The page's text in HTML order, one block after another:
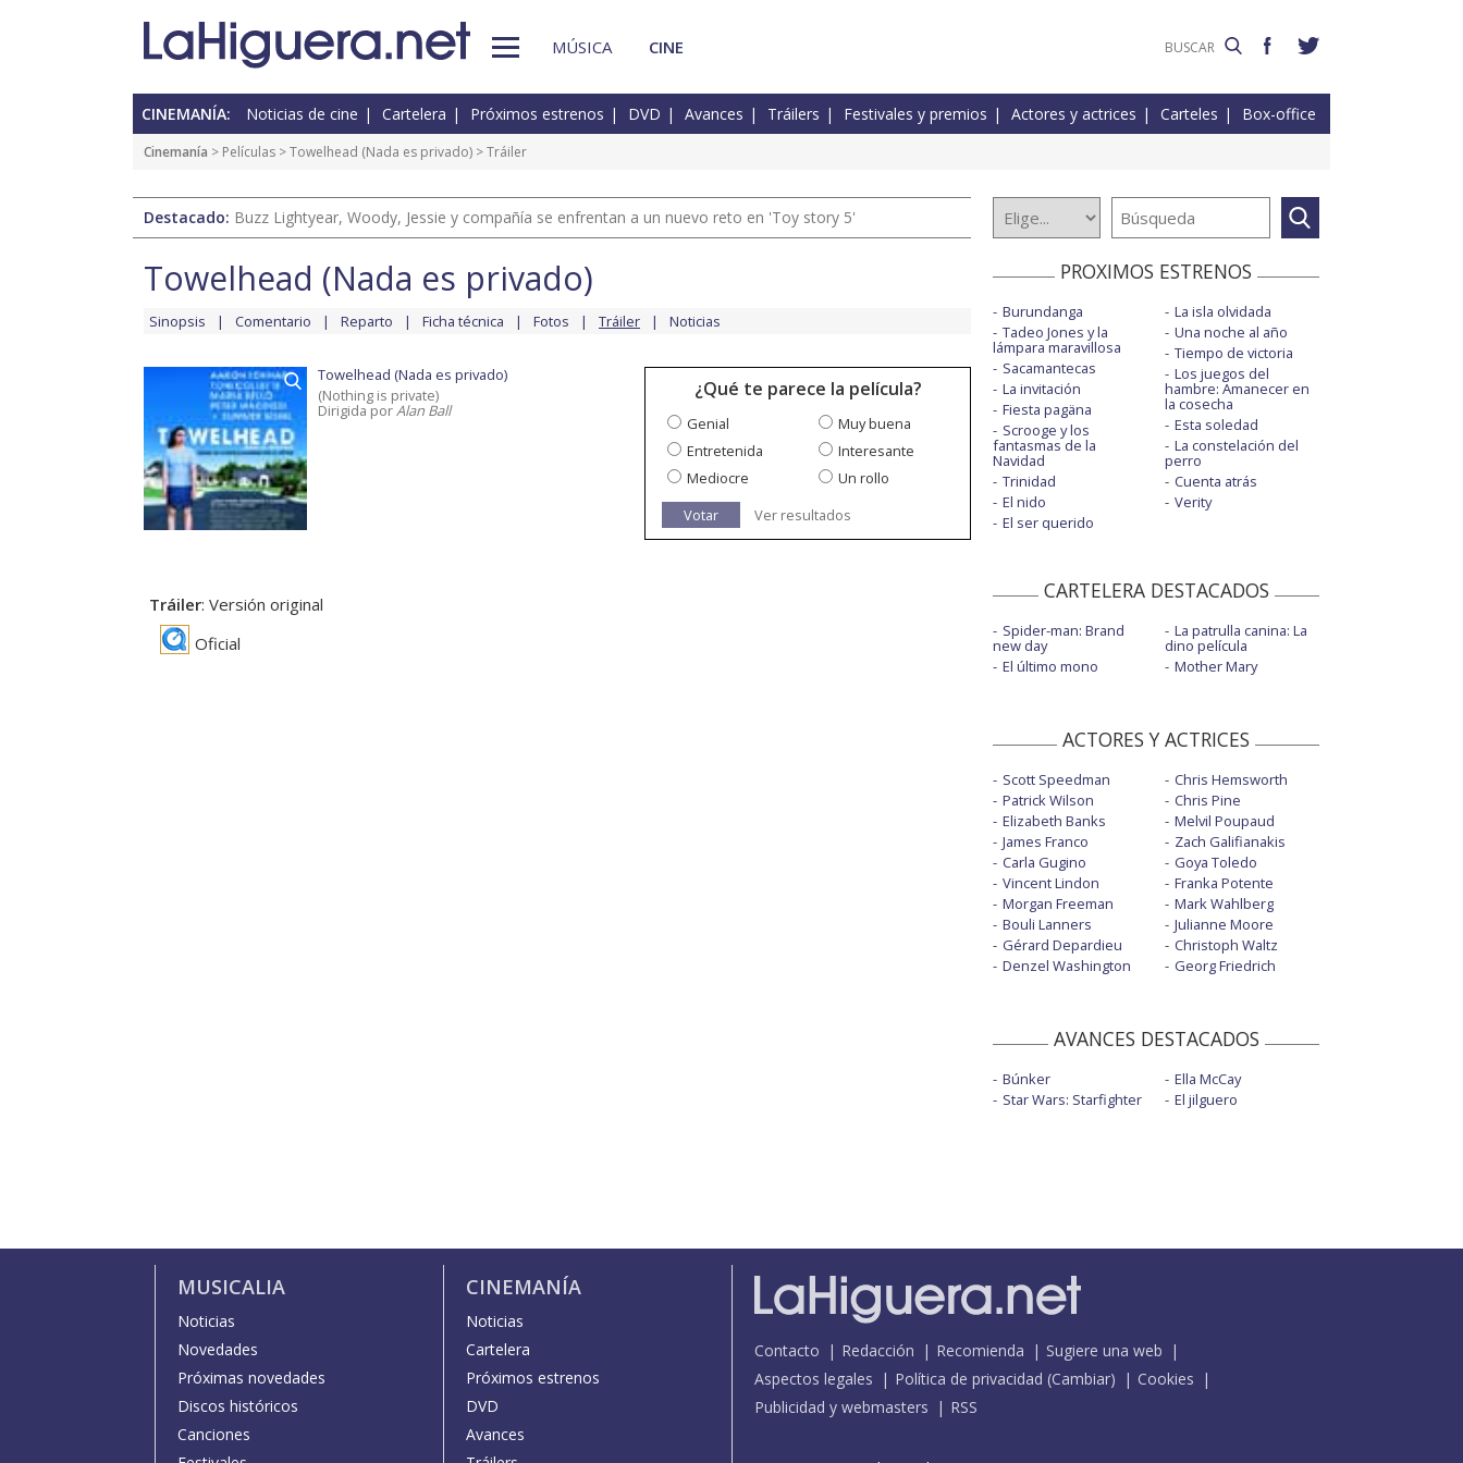
MÚSICA CINE
CINEMANÍA: Noticias de cine Cartelera Próximos estrenos DVD Avances Tráilers Festivales y premios Actores y actrices Carteles Box-office
Cinemanía > Películas >Towelhead (Nada es privado) > Tráiler
Destacado: Buzz Lightyear, Woody, Jessie y compañía se enfrentan a un nuevo reto en 'Toy story 5'
Towelhead (Nada es privado)
Sinopsis Comentario Reparto Ficha técnica Fotos Tráiler Noticias
Towelhead (Nada es privado)
(Nothing is private)
Dirigida porAlan Ball
¿Qué te parece la película?
Genial
Muy buena
Entretenida
Interesante
Mediocre
Un rollo
Votar
Ver resultados
Tráiler: Versión original
Oficial
PROXIMOS ESTRENOS
Burundanga
Tadeo Jones y la
lámpara maravillosa
Sacamantecas
La invitación
Fiesta pagäna
Scrooge y los
fantasmas de la
Navidad
Trinidad
El nido
El ser querido
La isla olvidada
Una noche al año
Tiempo de victoria
Los juegos del
hambre: Amanecer en
la cosecha
Esta soledad
La constelación del
perro
Cuenta atrás
Verity
CARTELERA DESTACADOS
Spider-man: Brand
new day
El último mono
La patrulla canina: La
dino película
Mother Mary
ACTORES Y ACTRICES
Scott Speedman
Patrick Wilson
Elizabeth Banks
James Franco
Carla Gugino
Vincent Lindon
Morgan Freeman
Bouli Lanners
Gérard Depardieu
Denzel Washington
Chris Hemsworth
Chris Pine
Melvil Poupaud
Zach Galifianakis
Goya Toledo
Franka Potente
Mark Wahlberg
Julianne Moore
Christoph Waltz
Georg Friedrich
AVANCES DESTACADOS
Búnker
Star Wars: Starfighter
Ella McCay
El jilguero
MUSICALIA
Noticias
Novedades
Próximas novedades
Discos históricos
Canciones
CINEMANÍA
Noticias
Cartelera
Próximos estrenos
DVD
Avances
Contacto Redacción Recomienda
Sugiere una web
Aspectos legales
Política de privacidad (Cambiar)
Cookies
Publicidad y webmasters
RSS